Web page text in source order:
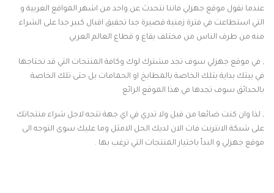
عندما نقول موقع جهزلي فاننا نتحدث عن واحد من اشهر المواقع العربية و
التي استطاعت في فترة زمنية قصيرة جدا تحقيق اقبال كبير جدا على الشراء
منه من طرف الناس من مختلف بقاع و قطاع العالم العربي
, في موقع جهزلي سوف تجد مشترك لوك وكافة المنتجات التي قد تحتاجها
في بيتك بداية بتلك الخاصة بالمطابخ او الحمامات بل حتى تلك الخاصة
بالحدائق سوف تجدها في هذا الموقع الرائع
, لذا وان كنت ضائعا من قبل ولا تدري في اي جهة تتجه لاجل شراء منتجاتك
على شبكة الانترنت فات الان لديك الحل الامثل وما عليك سوى التوجه الى
موقع جهزلي و البدأ باختيار المنتجات التي ترغب بها .